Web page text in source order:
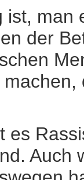
ist, man
der
es
Auch